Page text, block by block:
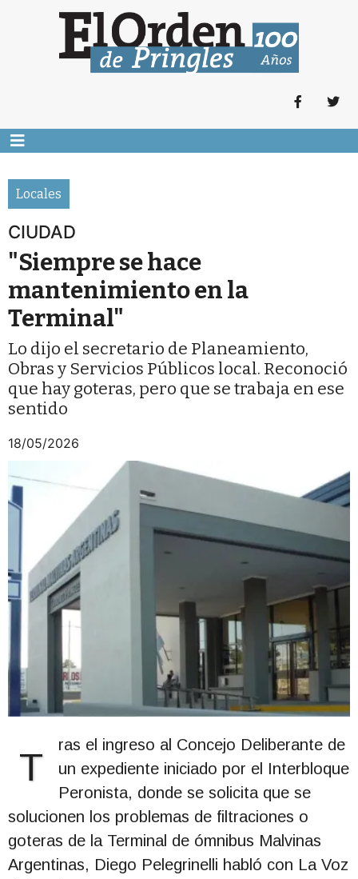
Locales
CIUDAD
"Siempre se hace
mantenimiento en la
Terminal"
Lo dijo el secretario de Planeamiento,
Obras y Servicios Públicos local. Reconoció
que hay goteras, pero que se trabaja en ese
sentido
18/05/2026
T
ras el ingreso al Concejo Deliberante de
un expediente iniciado por el Interbloque
Peronista, donde se solicita que se
solucionen los problemas de filtraciones o
goteras de la Terminal de ómnibus Malvinas
Argentinas, Diego Pelegrinelli habló con La Voz